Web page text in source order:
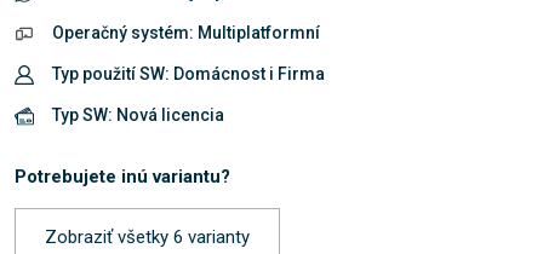
Operačný systém: Multiplatformní
Typ použití SW: Domácnost i Firma
Typ SW: Nová licencia
Potrebujete inú variantu?
Zobraziť všetky 6 varianty